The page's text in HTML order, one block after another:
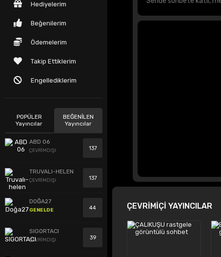
Hediyelerim
Beğenilerim
Ödemelerim
Takip Ettiklerim
Engellediklerim
POPÜLER
Yayıncılar
BEĞENİLEN
Yayıncılar
ABD 06
ÇEVRİMDIŞI 137
TRUVALI-HELEN
ÇEVRİMDIŞI 137
DOĞA27
GENELDE 44
SIGORTACI
ÇEVRİMDIŞI 39
ÇEVRİMİÇİ YAYINCILAR